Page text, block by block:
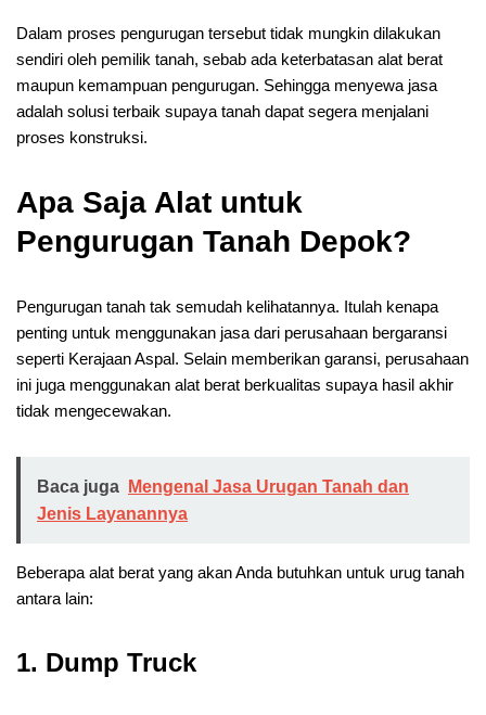
Dalam proses pengurugan tersebut tidak mungkin dilakukan
sendiri oleh pemilik tanah, sebab ada keterbatasan alat berat
maupun kemampuan pengurugan. Sehingga menyewa jasa
adalah solusi terbaik supaya tanah dapat segera menjalani
proses konstruksi.
Apa Saja Alat untuk
Pengurugan Tanah Depok?
Pengurugan tanah tak semudah kelihatannya. Itulah kenapa
penting untuk menggunakan jasa dari perusahaan bergaransi
seperti Kerajaan Aspal. Selain memberikan garansi, perusahaan
ini juga menggunakan alat berat berkualitas supaya hasil akhir
tidak mengecewakan.
Baca juga
Mengenal Jasa Urugan Tanah dan
Jenis Layanannya
Beberapa alat berat yang akan Anda butuhkan untuk urug tanah
antara lain:
1. Dump Truck